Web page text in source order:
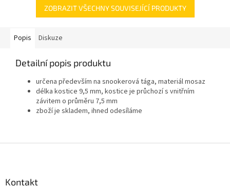
ZOBRAZIT VŠECHNY SOUVISEJÍCÍ PRODUKTY
Popis Diskuze
Detailní popis produktu
určena především na snookerová tága, materiál mosaz
délka kostice 9,5 mm, kostice je průchozí s vnitřním
závitem o průměru 7,5 mm
zboží je skladem, ihned odesíláme
Kontakt